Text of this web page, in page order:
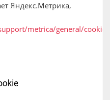
Яндекс.Метрика,
metrica/general/cookie-